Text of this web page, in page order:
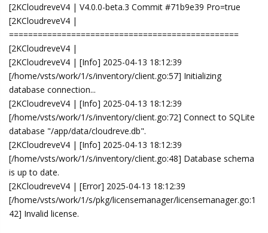
[2KCloudreveV4 | V4.0.0-beta.3 Commit #71b9e39 Pro=true
[2KCloudreveV4 |
================================================
[2KCloudreveV4 |
[2KCloudreveV4 | [Info] 2025-04-13 18:12:39
[/home/vsts/work/1/s/inventory/client.go:57] Initializing
database connection...
[2KCloudreveV4 | [Info] 2025-04-13 18:12:39
[/home/vsts/work/1/s/inventory/client.go:72] Connect to SQLite
database "/app/data/cloudreve.db".
[2KCloudreveV4 | [Info] 2025-04-13 18:12:39
[/home/vsts/work/1/s/inventory/client.go:48] Database schema
is up to date.
[2KCloudreveV4 | [Error] 2025-04-13 18:12:39
[/home/vsts/work/1/s/pkg/licensemanager/licensemanager.go:1
42] Invalid license.